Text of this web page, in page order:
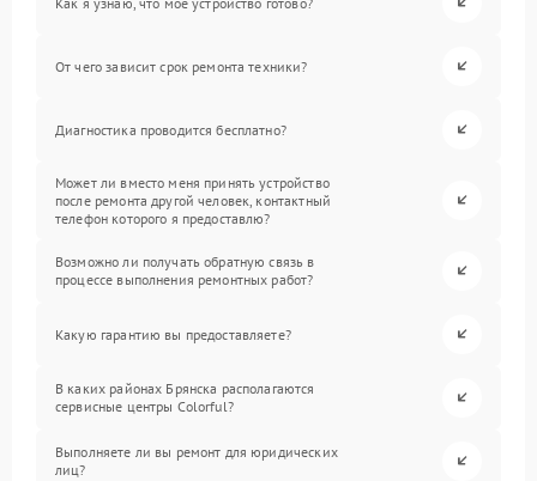
От чего зависит срок ремонта техники?
Диагностика проводится бесплатно?
Может ли вместо меня принять устройство
после ремонта другой человек, контактный
телефон которого я предоставлю?
Возможно ли получать обратную связь в
процессе выполнения ремонтных работ?
Какую гарантию вы предоставляете?
В каких районах Брянска располагаются
сервисные центры Colorful?
Выполняете ли вы ремонт для юридических
лиц?